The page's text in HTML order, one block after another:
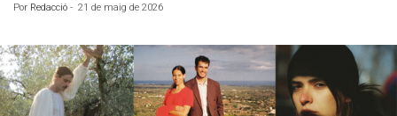
Por Redacció - 21 de maig de 2026